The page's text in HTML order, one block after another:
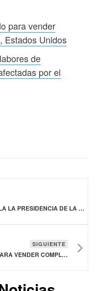
para vender
Estados Unidos
de
por el
MÉXICO ENTREGA A GUATEMALA LA PRESIDENCIA DE LA PLATAFORMA DE ACCIÓN CLIMÁTICA EN AGRICULTURA DE LATINOAMÉRICA Y EL CARIBE
SIGUIENTE
TYSON FOODS ANUNCIA ACUERDO PARA VENDER COMPLEJO AVÍCOLA DE GEORGIA, ESTADOS UNIDOS